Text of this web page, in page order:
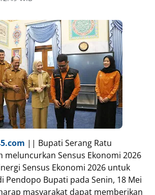
|| Bupati Serang Ratu
meluncurkan Sensus Ekonomi 2026
Sensus Ekonomi 2026 untuk
Pendopo Bupati pada Senin, 18 Mei
masyarakat dapat memberikan